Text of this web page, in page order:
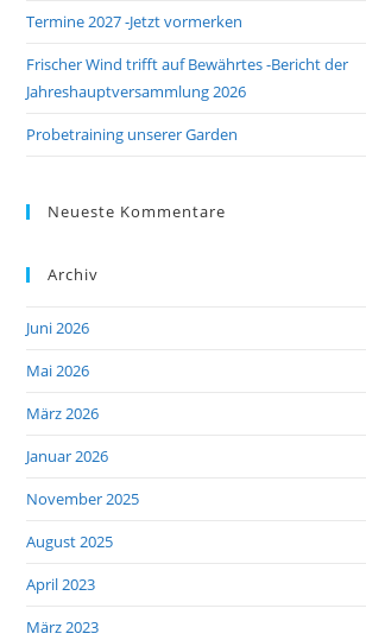
Termine 2027 -Jetzt vormerken
Frischer Wind trifft auf Bewährtes -Bericht der
Jahreshauptversammlung 2026
Probetraining unserer Garden
Neueste Kommentare
Archiv
Juni 2026
Mai 2026
März 2026
Januar 2026
November 2025
August 2025
April 2023
März 2023